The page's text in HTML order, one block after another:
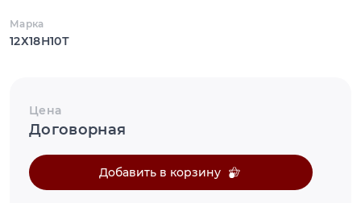
Марка
12Х18Н10Т
Цена
Договорная
Добавить в корзину